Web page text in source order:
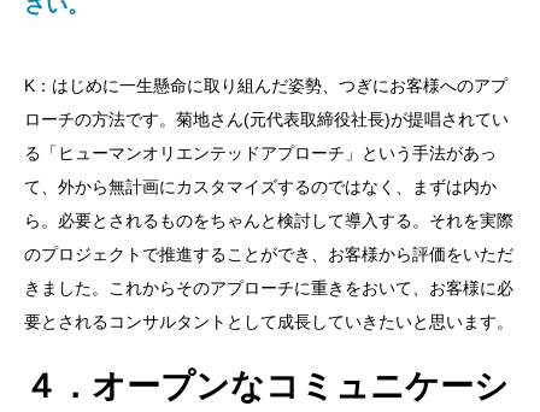
さい。
K：はじめに一生懸命に取り組んだ姿勢、つぎにお客様へのアプ
ローチの方法です。菊地さん(元代表取締役社長)が提唱されてい
る「ヒューマンオリエンテッドアプローチ」という手法があっ
て、外から無計画にカスタマイズするのではなく、まずは内か
ら。必要とされるものをちゃんと検討して導入する。それを実際
のプロジェクトで推進することができ、お客様から評価をいただ
きました。これからそのアプローチに重きをおいて、お客様に必
要とされるコンサルタントとして成長していきたいと思います。
４．オープンなコミュニケーシ